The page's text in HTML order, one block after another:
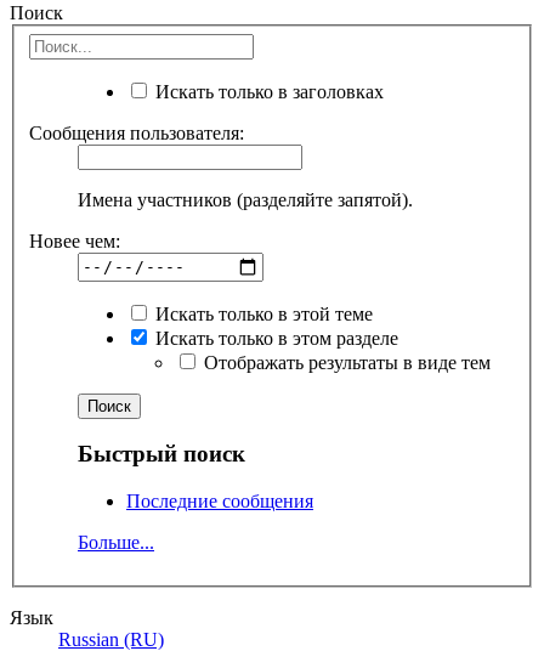
Поиск
Искать только в заголовках
Сообщения пользователя:
Имена участников (разделяйте запятой).
Новее чем:
Искать только в этой теме
Искать только в этом разделе
Отображать результаты в виде тем
Быстрый поиск
Последние сообщения
Больше...
Язык
Russian (RU)